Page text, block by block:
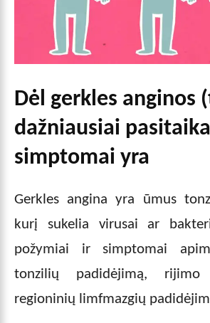
Dėl gerkles anginos
dažniausiai
simptomai yra
Gerkles angina yra ūmus
kurį sukelia virusai ar
požymiai ir simptomai
tonzilių padidėjimą,
regioninių limfmazgių